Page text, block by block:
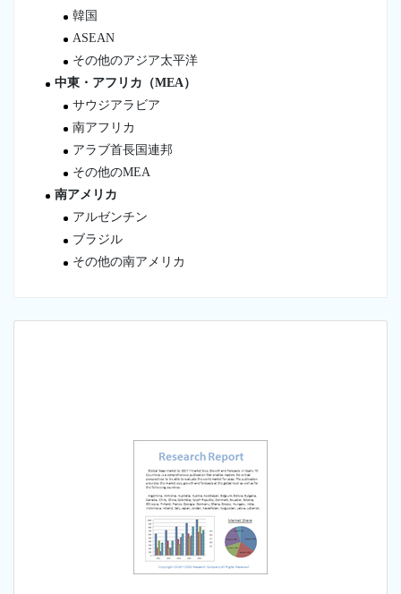
韓国
ASEAN
その他のアジア太平洋
中東・アフリカ（MEA）
サウジアラビア
南アフリカ
アラブ首長国連邦
その他のMEA
南アメリカ
アルゼンチン
ブラジル
その他の南アメリカ